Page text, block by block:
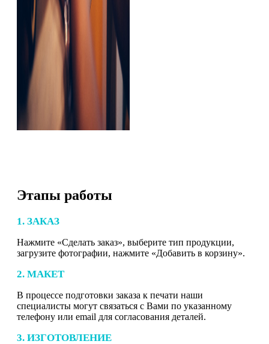
Этапы работы
1. ЗАКАЗ
Нажмите «Сделать заказ», выберите тип продукции,
загрузите фотографии, нажмите «Добавить в корзину».
2. МАКЕТ
В процессе подготовки заказа к печати наши
специалисты могут связаться с Вами по указанному
телефону или email для согласования деталей.
3. ИЗГОТОВЛЕНИЕ